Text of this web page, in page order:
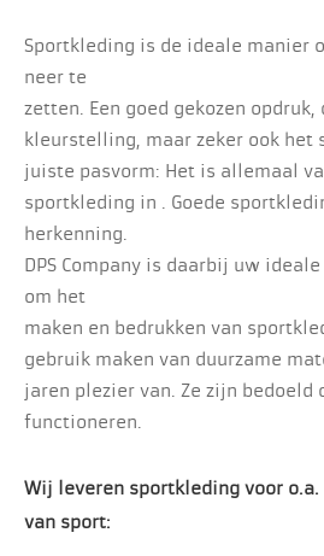
Sportkleding is de ideale manier
neer te
zetten. Een goed gekozen opdruk,
kleurstelling, maar zeker ook het
juiste pasvorm: Het is allemaal
sportkleding in . Goede
herkenning.
DPS Company is daarbij uw
om het
maken en bedrukken van
gebruik maken van duurzame
jaren plezier van. Ze zijn bedoeld
functioneren.
Wij leveren sportkleding voor
van sport: